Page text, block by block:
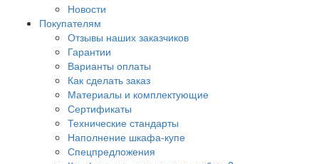
Новости
Покупателям
Отзывы наших заказчиков
Гарантии
Варианты оплаты
Как сделать заказ
Материалы и комплектующие
Сертификаты
Технические стандарты
Наполнение шкафа-купе
Спецпредложения